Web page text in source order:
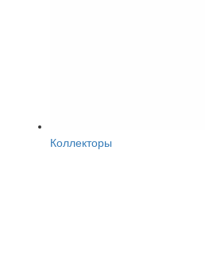
Коллекторы